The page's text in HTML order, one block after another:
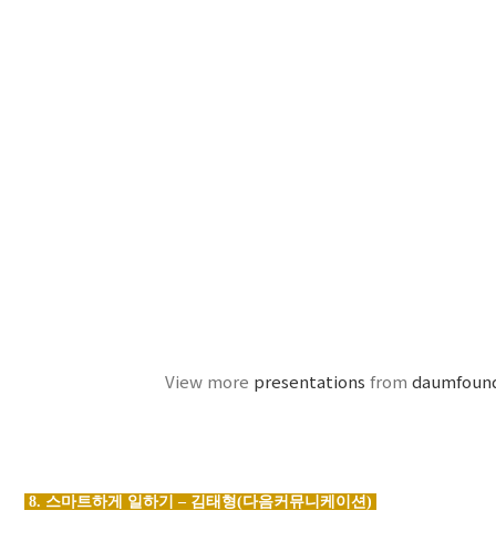
View more presentations from
8. 스마트하게 일하기 – 김태형(다음커뮤니케이션)